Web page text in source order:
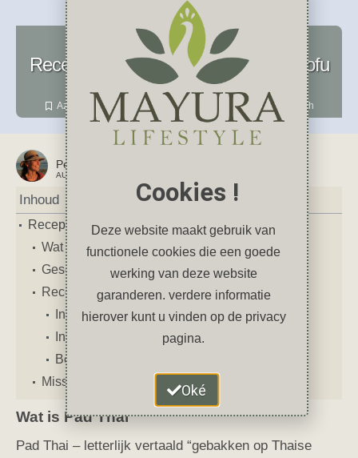
Voeding
Recept vegetarische Pad Thai met tofu
november 30, 2023
1 reactie
Azië
diner, lunch recept Thailand ,Tofu ,Vegetarisch
Petra
AUTEUR VAN DIT ARTIKEL
Inhoud
Recept vegetarische Pad Thai met tofu
Wat is Pad Thai
Geschiedenis
Recept Pad Thai met tofu
Ingrediënten
Ingrediënten voor de saus
Bereiding
Misschien vind je deze artikelen ook leuk
Wat is Pad Thai
Pad Thai – letterlijk vertaald “gebakken op Thaise
Cookies !
Deze website maakt gebruik van
functionele cookies die een goede
werking van deze website
garanderen. verdere informatie
hierover kunt u vinden op de privacy
pagina.
Oké